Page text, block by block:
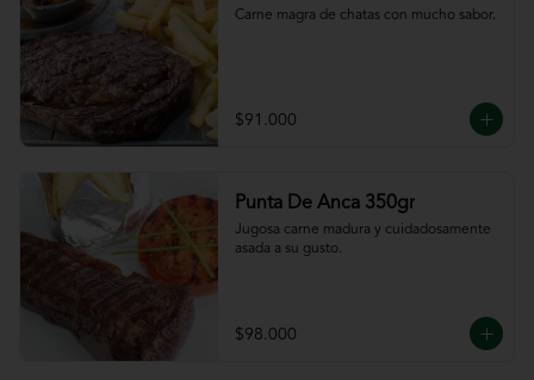
Carne magra de chatas con mucho sabor.
$91.000
Punta De Anca 350gr
Jugosa carne madura y cuidadosamente
asada a su gusto.
$98.000